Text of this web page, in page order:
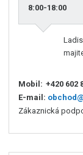
8:00-18:00
Mobil: +420 602
E-mail:
Zákaznická